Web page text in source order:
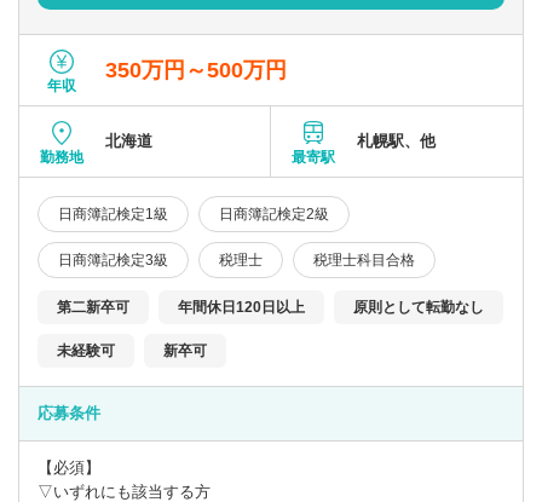
年収
350万円～500万円
勤務地
北海道
最寄駅
札幌駅、他
日商簿記検定1級 日商簿記検定2級
日商簿記検定3級 税理士 税理士科目合格
第二新卒可 年間休日120日以上 原則として転勤なし
未経験可 新卒可
応募条件
【必須】
▽いずれにも該当する方